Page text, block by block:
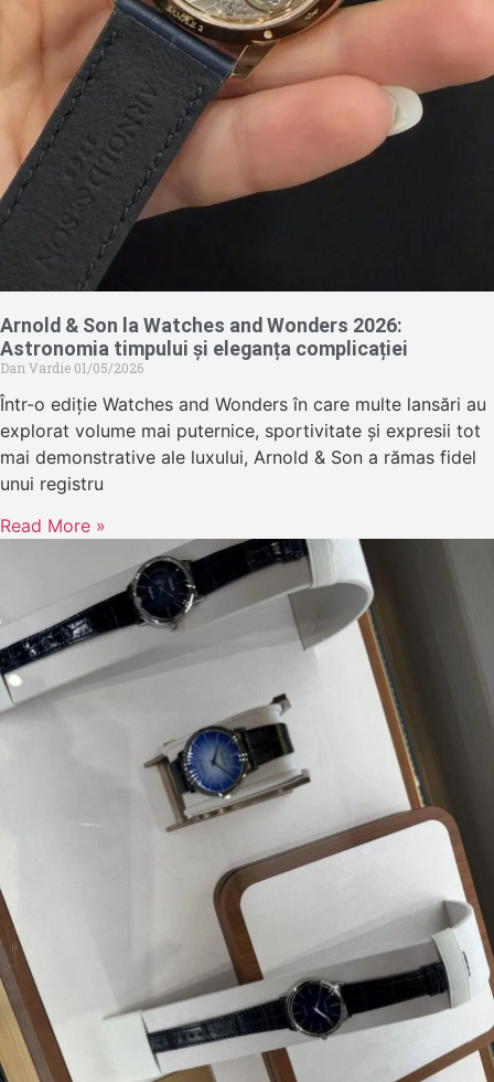
Arnold & Son la Watches and Wonders 2026:
Astronomia timpului și eleganța complicației
Dan Vardie 01/05/2026
Într-o ediție Watches and Wonders în care multe lansări au
explorat volume mai puternice, sportivitate și expresii tot
mai demonstrative ale luxului, Arnold & Son a rămas fidel
unui registru
Read More »